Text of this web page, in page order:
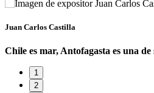
Juan Carlos Castilla
Chile es mar, Antofagasta es una de
1
2